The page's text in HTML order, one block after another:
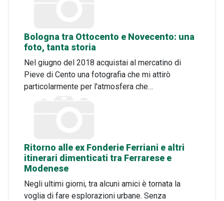
Bologna tra Ottocento e Novecento: una
foto, tanta storia
Nel giugno del 2018 acquistai al mercatino di
Pieve di Cento una fotografia che mi attirò
particolarmente per l'atmosfera che…
Ritorno alle ex Fonderie Ferriani e altri
itinerari dimenticati tra Ferrarese e
Modenese
Negli ultimi giorni, tra alcuni amici è tornata la
voglia di fare esplorazioni urbane. Senza